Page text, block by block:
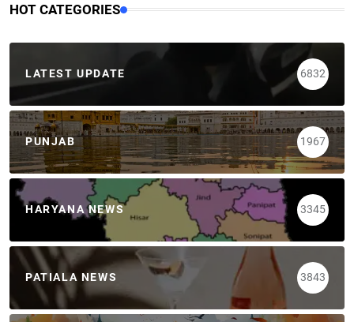
HOT CATEGORIES
LATEST UPDATE 6832
PUNJAB 1967
HARYANA NEWS 3345
PATIALA NEWS 3843